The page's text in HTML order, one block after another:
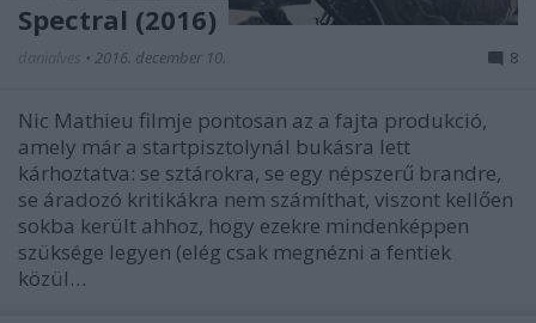
Spectral (2016)
• 2016. december 10. 8
Nic Mathieu filmje pontosan az a fajta produkció,
amely már a startpisztolynál bukásra lett
kárhoztatva: se sztárokra, se egy népszerű brandre,
se áradozó kritikákra nem számíthat, viszont kellően
sokba került ahhoz, hogy ezekre mindenképpen
szüksége legyen (elég csak megnézni a fentiek
közül…